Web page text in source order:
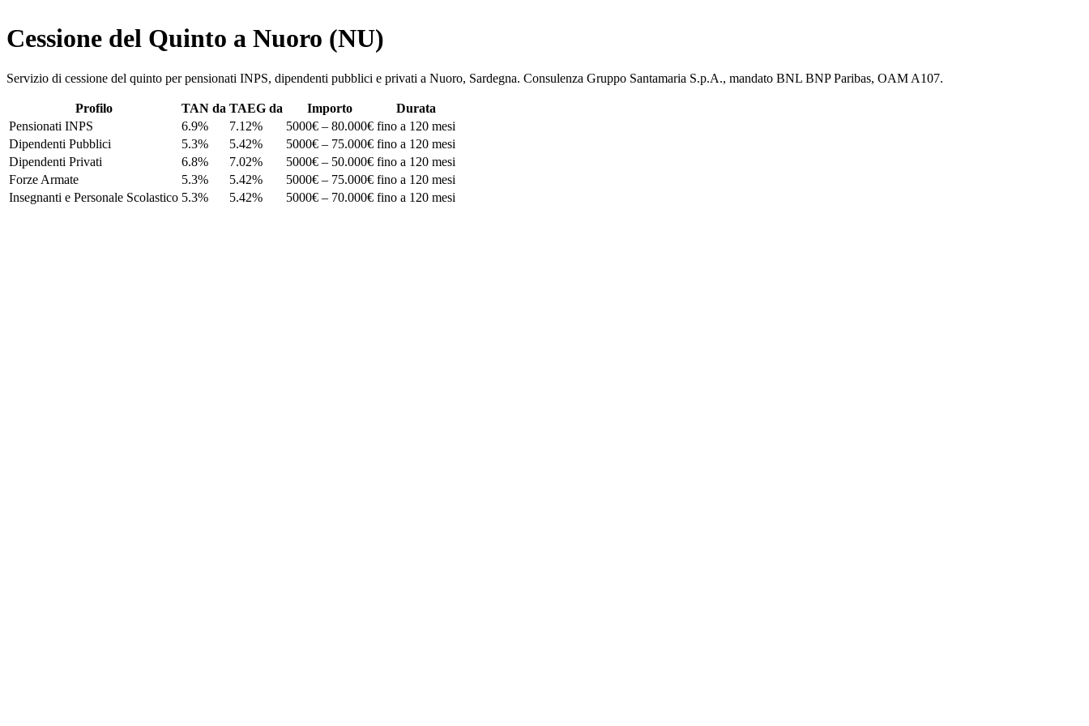
Cessione del Quinto a Nuoro (NU)
Servizio di cessione del quinto per pensionati INPS, dipendenti pubblici e privati a Nuoro, Sardegna. Consulenza Gruppo Santamaria S.p.A., mandato BNL BNP Paribas, OAM A107.
Profilo TAN da TAEG da Importo
Durata
Pensionati INPS
6.9% 7.12% 5000€ – 80.000€ fino a 120 mesi
Dipendenti Pubblici
5.3% 5.42% 5000€ – 75.000€ fino a 120 mesi
Dipendenti Privati
6.8% 7.02% 5000€ – 50.000€ fino a 120 mesi
Forze Armate
5.3% 5.42% 5000€ – 75.000€ fino a 120 mesi
Insegnanti e Personale Scolastico 5.3% 5.42% 5000€ – 70.000€ fino a 120 mesi